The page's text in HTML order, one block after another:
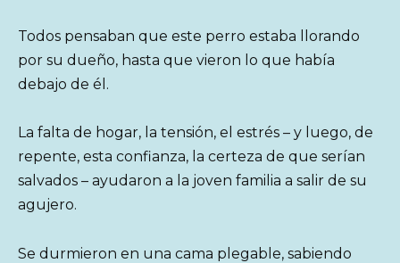
Todos pensaban que este perro estaba llorando
por su dueño, hasta que vieron lo que había
debajo de él.
La falta de hogar, la tensión, el estrés – y luego, de
repente, esta confianza, la certeza de que serían
salvados – ayudaron a la joven familia a salir de su
agujero.
Se durmieron en una cama plegable, sabiendo